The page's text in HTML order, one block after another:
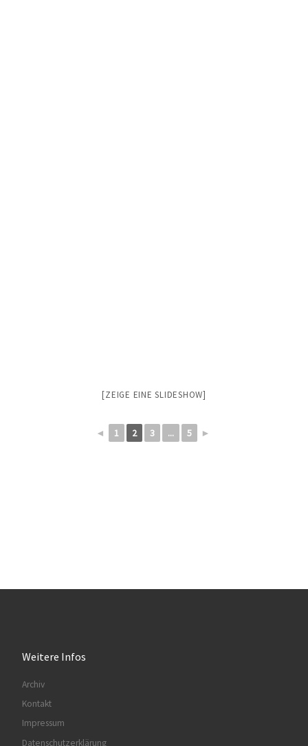
[ZEIGE EINE SLIDESHOW]
◄ 1 2 3 ... 5 ►
Weitere Infos
Archiv
Kontakt
Impressum
Datenschutzerklärung